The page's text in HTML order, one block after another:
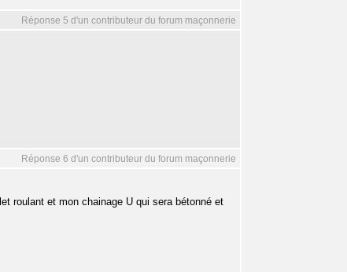
Réponse 5 d'un contributeur du forum maçonnerie
Réponse 6 d'un contributeur du forum maçonnerie
roulant et mon chainage U qui sera bétonné et